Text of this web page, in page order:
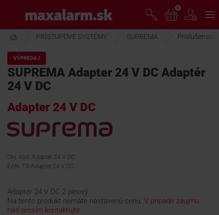
hlavnému
obsahu
www.maxalarm.sk
AKCIA MESIACA
PRODUKTY
PODPORA
0
PRÍSTUPOVÉ SYSTÉMY SUPREMA Príslušenstvo
VÝPREDAJ
SUPREMA Adapter 24 V DC Adaptér
24 V DC
Adapter 24 V DC
Obj. kód: Adapter 24 V DC
EAN: TG:Adapter 24 V DC
Adaptér 24 V DC 2 pinový
Na tento produkt nemáte nastavenú cenu. V prípade záujmu
nás prosím kontaktujte.